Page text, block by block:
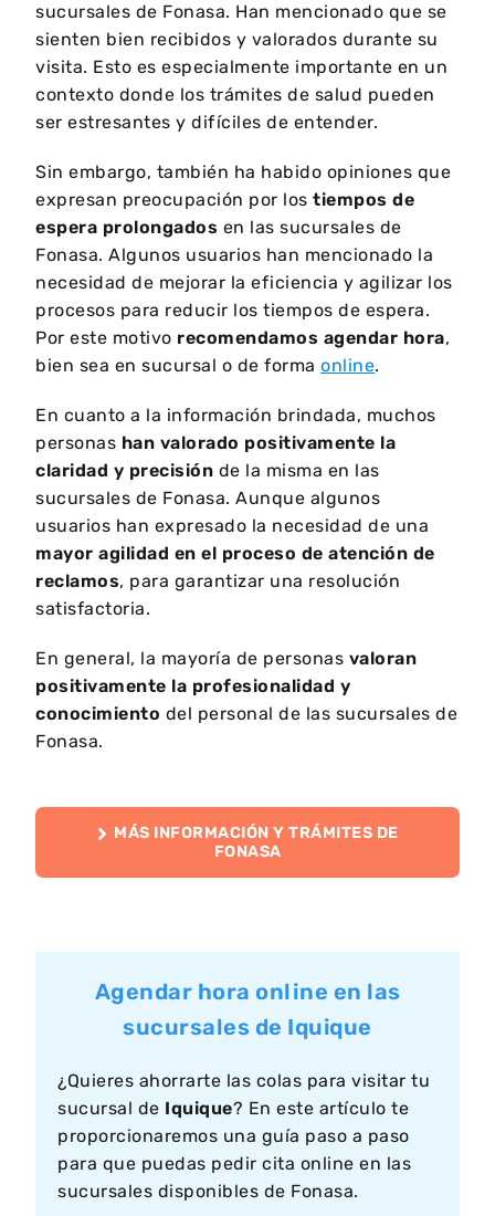
sucursales de Fonasa. Han mencionado que se
sienten bien recibidos y valorados durante su
visita. Esto es especialmente importante en un
contexto donde los trámites de salud pueden
ser estresantes y difíciles de entender.
Sin embargo, también ha habido opiniones que
expresan preocupación por los tiempos de
espera prolongados en las sucursales de
Fonasa. Algunos usuarios han mencionado la
necesidad de mejorar la eficiencia y agilizar los
procesos para reducir los tiempos de espera.
Por este motivo recomendamos agendar hora,
bien sea en sucursal o de forma online.
En cuanto a la información brindada, muchos
personas han valorado positivamente la
claridad y precisión de la misma en las
sucursales de Fonasa. Aunque algunos
usuarios han expresado la necesidad de una
mayor agilidad en el proceso de atención de
reclamos, para garantizar una resolución
satisfactoria.
En general, la mayoría de personas valoran
positivamente la profesionalidad y
conocimiento del personal de las sucursales de
Fonasa.
MÁS INFORMACIÓN Y TRÁMITES DE
FONASA
Agendar hora online en las
sucursales de Iquique
¿Quieres ahorrarte las colas para visitar tu
sucursal de Iquique? En este artículo te
proporcionaremos una guía paso a paso
para que puedas pedir cita online en las
sucursales disponibles de Fonasa.